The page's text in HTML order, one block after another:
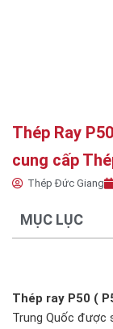
Thép Ray
cung cấp
Thép Đức Giang
MỤC LỤC
Thép ray P50 (
Trung Quốc được